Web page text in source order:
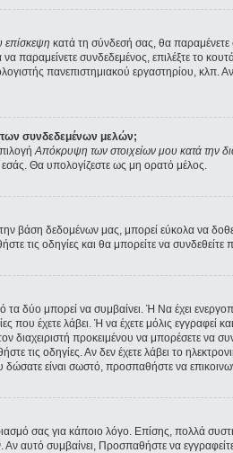
επίσκεψη κατά τη σύνδεσή σας, θα
συνδεδεμένος, επιλέξτε το
πανεπιστημιακού εργαστηρίου, κλπ. Αν
των συνδεδεμένων μελών;
Απόκρυψη των στοιχείων μου κατά την
εσάς. Θα υπολογίζεστε ως μη ορατό μέλος.
δεδομένων μας, μπορεί εύκολα να δοθεί
τις οδηγίες και θα μπορείτε να συνδεθείτε
δύο μπορεί να συμβαίνει. Ή Να έχει
που έχετε λάβει. Ή να έχετε μόλις εγγραφεί
διαχειριστή προκειμένου να μπορέσετε να
τις οδηγίες. Αν δεν έχετε λάβει το
είναι σωστό, προσπαθήστε να
σας για κάποιο λόγο. Επίσης, πολλά
αυτό συμβαίνει, Προσπαθήστε να εγγραφείτε